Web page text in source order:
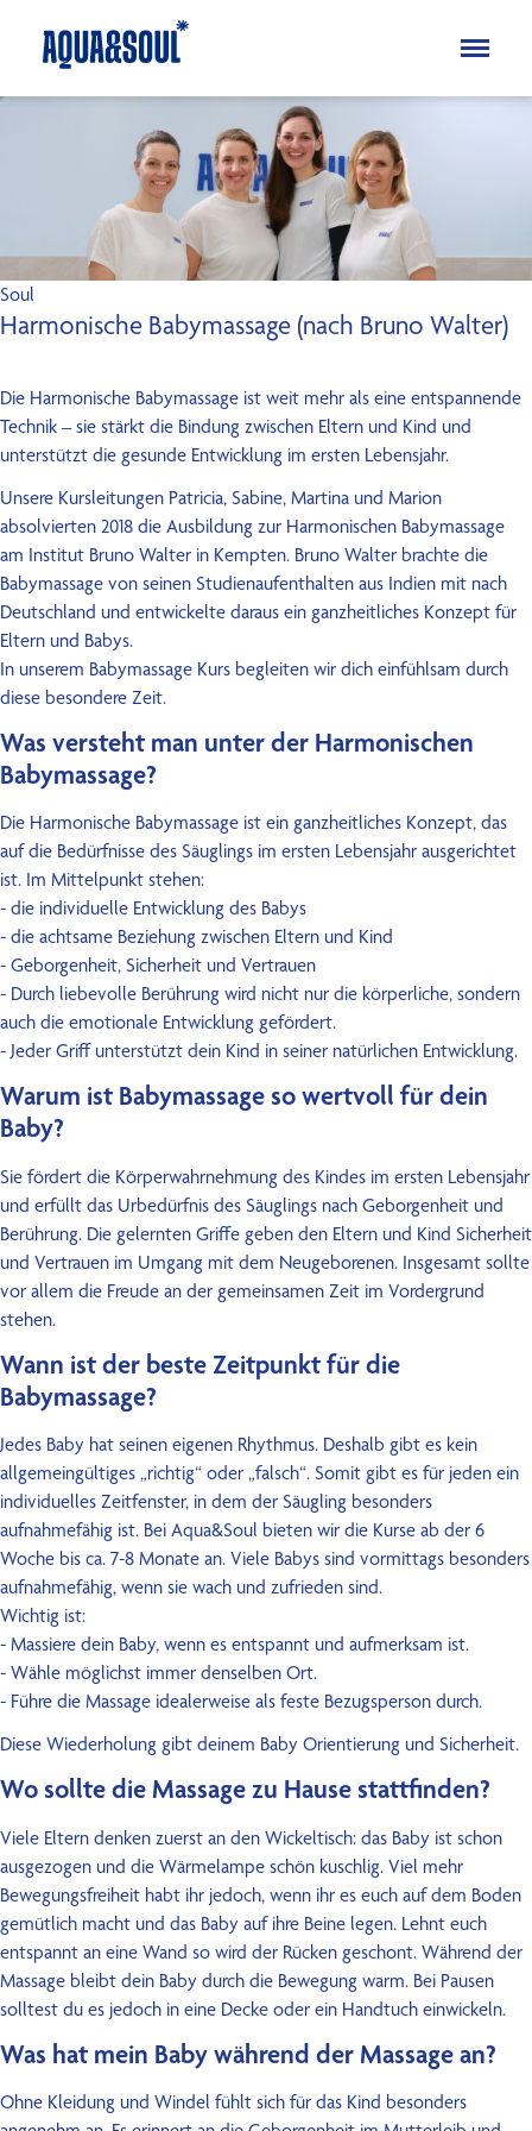
Erwachsene
Aqua
Soul
Ferienkurse
Blog
Über uns
Kontakt
Soul
Harmonische Babymassage (nach Bruno Walter)
Die Harmonische Babymassage ist weit mehr als eine entspannende
Technik – sie stärkt die Bindung zwischen Eltern und Kind und
unterstützt die gesunde Entwicklung im ersten Lebensjahr.
Unsere Kursleitungen Patricia, Sabine, Martina und Marion
absolvierten 2018 die Ausbildung zur Harmonischen Babymassage
am Institut Bruno Walter in Kempten. Bruno Walter brachte die
Babymassage von seinen Studienaufenthalten aus Indien mit nach
Deutschland und entwickelte daraus ein ganzheitliches Konzept für
Eltern und Babys.
In unserem Babymassage Kurs begleiten wir dich einfühlsam durch
diese besondere Zeit.
Was versteht man unter der Harmonischen
Babymassage?
Die Harmonische Babymassage ist ein ganzheitliches Konzept, das
auf die Bedürfnisse des Säuglings im ersten Lebensjahr ausgerichtet
ist. Im Mittelpunkt stehen:
- die individuelle Entwicklung des Babys
- die achtsame Beziehung zwischen Eltern und Kind
- Geborgenheit, Sicherheit und Vertrauen
- Durch liebevolle Berührung wird nicht nur die körperliche, sondern
auch die emotionale Entwicklung gefördert.
- Jeder Griff unterstützt dein Kind in seiner natürlichen Entwicklung.
Warum ist Babymassage so wertvoll für dein
Baby?
Sie fördert die Körperwahrnehmung des Kindes im ersten Lebensjahr
und erfüllt das Urbedürfnis des Säuglings nach Geborgenheit und
Berührung. Die gelernten Griffe geben den Eltern und Kind Sicherheit
und Vertrauen im Umgang mit dem Neugeborenen. Insgesamt sollte
vor allem die Freude an der gemeinsamen Zeit im Vordergrund
stehen.
Wann ist der beste Zeitpunkt für die
Babymassage?
Jedes Baby hat seinen eigenen Rhythmus. Deshalb gibt es kein
allgemeingültiges „richtig“ oder „falsch“. Somit gibt es für jeden ein
individuelles Zeitfenster, in dem der Säugling besonders
aufnahmefähig ist. Bei Aqua&Soul bieten wir die Kurse ab der 6
Woche bis ca. 7-8 Monate an. Viele Babys sind vormittags besonders
aufnahmefähig, wenn sie wach und zufrieden sind.
Wichtig ist:
- Massiere dein Baby, wenn es entspannt und aufmerksam ist.
- Wähle möglichst immer denselben Ort.
- Führe die Massage idealerweise als feste Bezugsperson durch.
Diese Wiederholung gibt deinem Baby Orientierung und Sicherheit.
Wo sollte die Massage zu Hause stattfinden?
Viele Eltern denken zuerst an den Wickeltisch: das Baby ist schon
ausgezogen und die Wärmelampe schön kuschlig. Viel mehr
Bewegungsfreiheit habt ihr jedoch, wenn ihr es euch auf dem Boden
gemütlich macht und das Baby auf ihre Beine legen. Lehnt euch
entspannt an eine Wand so wird der Rücken geschont. Während der
Massage bleibt dein Baby durch die Bewegung warm. Bei Pausen
solltest du es jedoch in eine Decke oder ein Handtuch einwickeln.
Was hat mein Baby während der Massage an?
Ohne Kleidung und Windel fühlt sich für das Kind besonders